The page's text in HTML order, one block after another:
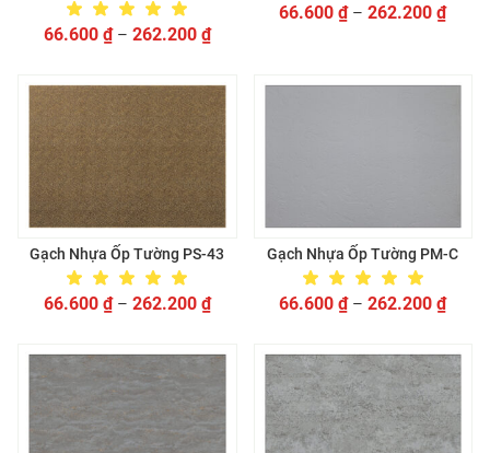
66.600 ₫– 262.200 ₫
66.600₫–262.200₫
Gạch Nhựa Ốp Tường PS-43
66.600 ₫– 262.200 ₫
Gạch Nhựa Ốp Tường PM-C
66.600₫–262.200₫